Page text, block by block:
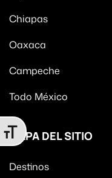
Alternar tamaño de letra
Chiapas
Oaxaca
Campeche
Todo México
MAPA DEL SITIO
Destinos